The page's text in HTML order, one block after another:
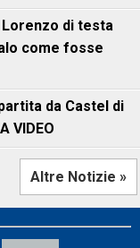
Lorenzo di testa
come fosse
da Castel di
VIDEO
Altre Notizie »